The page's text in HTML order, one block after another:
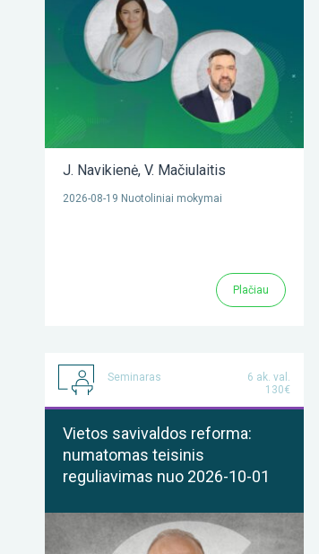
J. Navikienė, V. Mačiulaitis
2026-08-19 Nuotoliniai mokymai
Plačiau
Seminaras
6 ak. val.
130€
Vietos savivaldos reforma:
numatomas teisinis
reguliavimas nuo 2026-10-01